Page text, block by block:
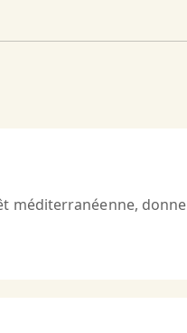
méditerranéenne, donne